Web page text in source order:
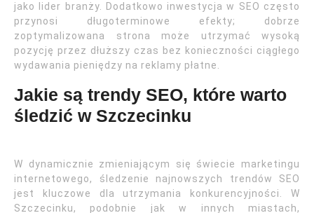
jako lider branży. Dodatkowo inwestycja w SEO często
przynosi długoterminowe efekty; dobrze
zoptymalizowana strona może utrzymać wysoką
pozycję przez dłuższy czas bez konieczności ciągłego
wydawania pieniędzy na reklamy płatne.
Jakie są trendy SEO, które warto
śledzić w Szczecinku
W dynamicznie zmieniającym się świecie marketingu
internetowego, śledzenie najnowszych trendów SEO
jest kluczowe dla utrzymania konkurencyjności. W
Szczecinku, podobnie jak w innych miastach,